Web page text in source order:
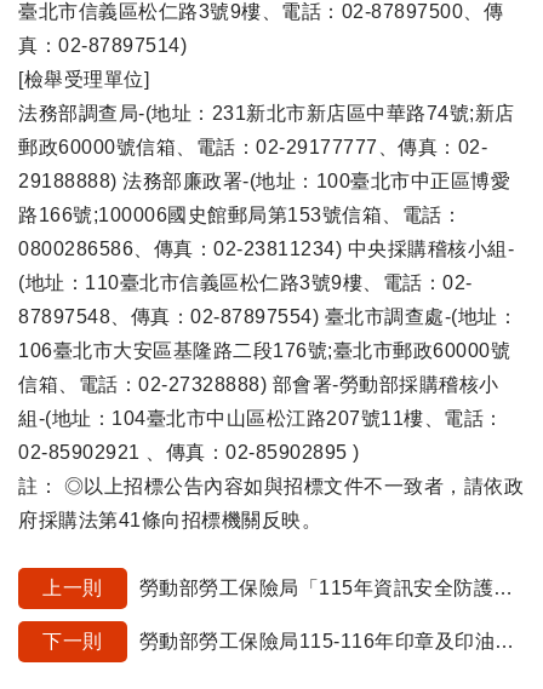
臺北市信義區松仁路3號9樓、電話：02-87897500、傳
真：02-87897514)
[檢舉受理單位]
法務部調查局-(地址：231新北市新店區中華路74號;新店
郵政60000號信箱、電話：02-29177777、傳真：02-
29188888) 法務部廉政署-(地址：100臺北市中正區博愛
路166號;100006國史館郵局第153號信箱、電話：
0800286586、傳真：02-23811234) 中央採購稽核小組-
(地址：110臺北市信義區松仁路3號9樓、電話：02-
87897548、傳真：02-87897554) 臺北市調查處-(地址：
106臺北市大安區基隆路二段176號;臺北市郵政60000號
信箱、電話：02-27328888) 部會署-勞動部採購稽核小
組-(地址：104臺北市中山區松江路207號11樓、電話：
02-85902921 、傳真：02-85902895 )
註： ◎以上招標公告內容如與招標文件不一致者，請依政
府採購法第41條向招標機關反映。
上一則 勞動部勞工保險局「115年資訊安全防護作業委外服務案」公開閱覽文件廠商意見回覆彙整表
下一則 勞動部勞工保險局115-116年印章及印油採購案（開口契約）